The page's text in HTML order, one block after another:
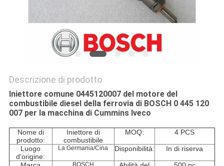
Descrizione di prodotto
Iniettore comune 0445120007 del motore del
combustibile diesel della ferrovia di BOSCH 0 445 120
007 per la macchina di Cummins Iveco
Nome di
prodotto:
Iniettore di
combustibile
MOQ: 4 PCS
Luogo
d'origine:
La Germania/Cina Disponibilità: In di riserva